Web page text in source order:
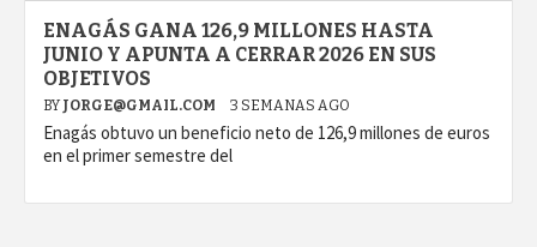
ENAGÁS GANA 126,9 MILLONES HASTA
JUNIO Y APUNTA A CERRAR 2026 EN SUS
OBJETIVOS
BY JORGE@GMAIL.COM 3 SEMANAS AGO
Enagás obtuvo un beneficio neto de 126,9 millones de euros
en el primer semestre del